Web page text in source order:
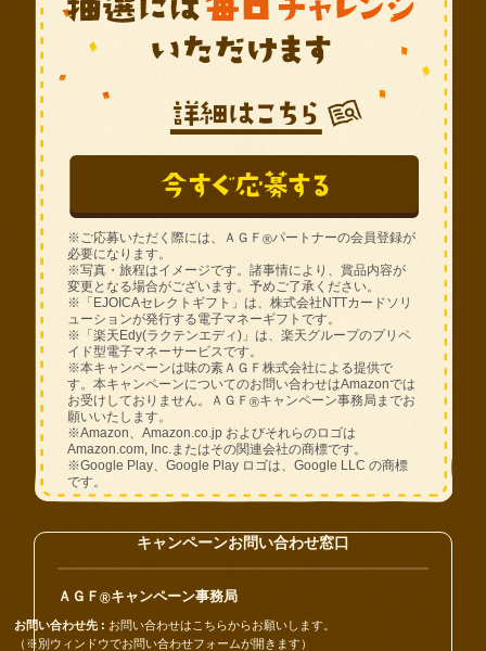
※ご応募いただく際には、ＡＧＦ®パートナーの会員登録が
必要になります。
※写真・旅程はイメージです。諸事情により、賞品内容が
変更となる場合がございます。予めご了承ください。
※「EJOICAセレクトギフト」は、株式会社NTTカードソリ
ューションが発行する電子マネーギフトです。
※「楽天Edy(ラクテンエディ)」は、楽天グループのプリペ
イド型電子マネーサービスです。
※本キャンペーンは味の素ＡＧＦ株式会社による提供で
す。本キャンペーンについてのお問い合わせはAmazonでは
お受けしておりません。ＡＧＦ®キャンペーン事務局までお
願いいたします。
※Amazon、Amazon.co.jp およびそれらのロゴは
Amazon.com, Inc.またはその関連会社の商標です。
※Google Play、Google Play ロゴは、Google LLC の商標
です。
キャンペーンお問い合わせ窓口
ＡＧＦ®キャンペーン事務局
お問い合わせ先 : お問い合わせは こちらからお願いします。
（※別ウィンドウでお問い合わせフォームが開きます）